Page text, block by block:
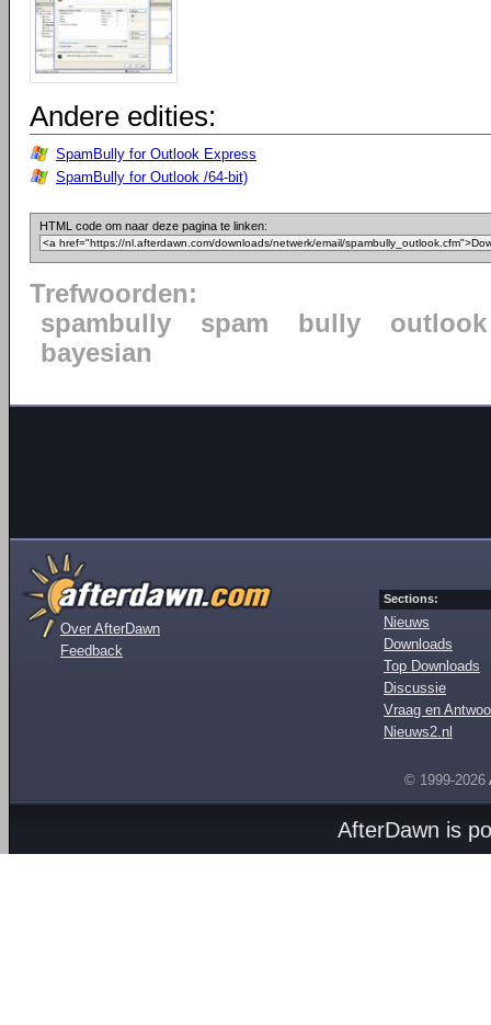
Andere edities:
SpamBully for Outlook Express
SpamBully for Outlook /64-bit)
HTML code om naar deze pagina te linken:
Trefwoorden:
spambully
spam bully
outlook
bayesian
Over AfterDawn
Feedback
Sections:
Nieuws
Downloads
Top Downloads
Discussie
Vraag en
Nieuws2.nl
© 1999-2026
AfterDawn is